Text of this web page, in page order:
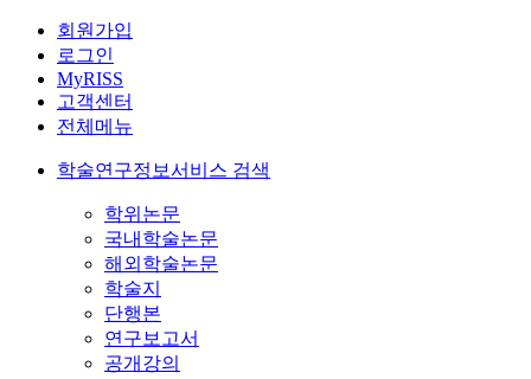
회원가입
로그인
MyRISS
고객센터
전체메뉴
학술연구정보서비스 검색
학위논문
국내학술논문
해외학술논문
학술지
단행본
연구보고서
공개강의